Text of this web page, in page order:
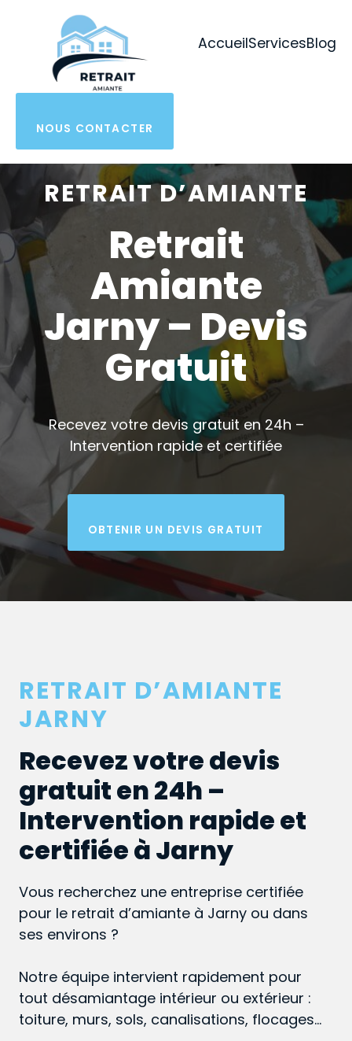
AccueilServicesBlog
NOUS CONTACTER
RETRAIT D’AMIANTE
Retrait
Amiante
Jarny – Devis
Gratuit
Recevez votre devis gratuit en 24h –
Intervention rapide et certifiée
OBTENIR UN DEVIS GRATUIT
RETRAIT D’AMIANTE
JARNY
Recevez votre devis
gratuit en 24h –
Intervention rapide et
certifiée à Jarny
Vous recherchez une entreprise certifiée
pour le retrait d’amiante à Jarny ou dans
ses environs ?
Notre équipe intervient rapidement pour
tout désamiantage intérieur ou extérieur :
toiture, murs, sols, canalisations, flocages…